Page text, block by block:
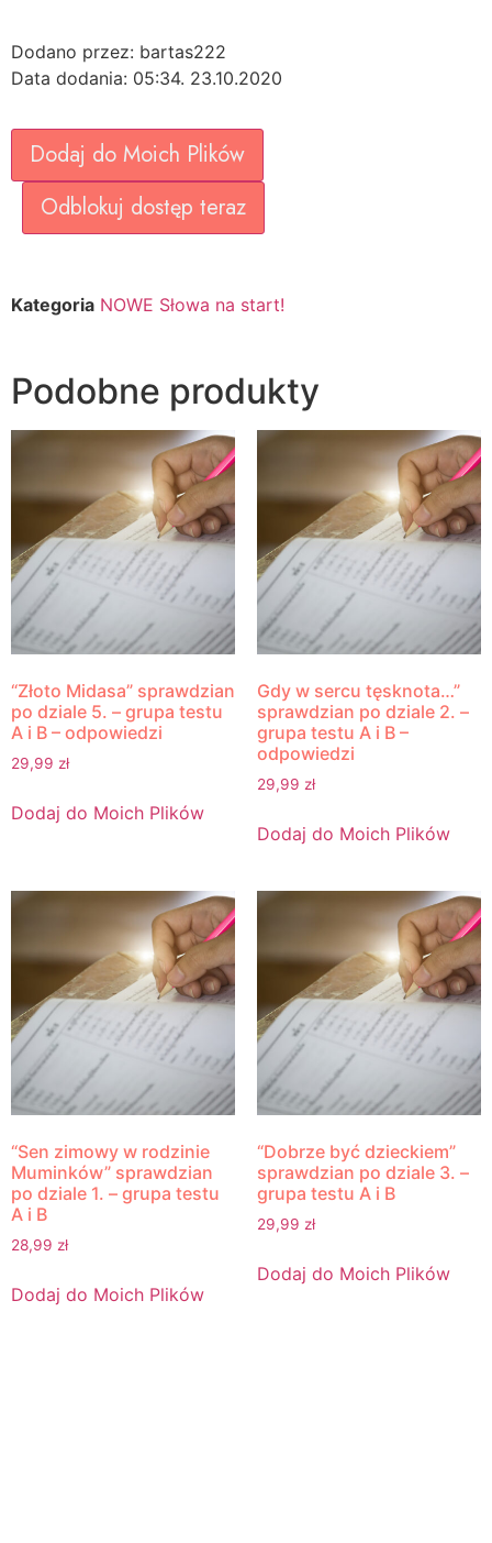
Dodano przez: bartas222
Data dodania: 05:34. 23.10.2020
Dodaj do Moich Plików
Odblokuj dostęp teraz
Kategoria NOWE Słowa na start!
Podobne produkty
“Złoto Midasa” sprawdzian
po dziale 5. – grupa testu
A i B – odpowiedzi
29,99 zł
Dodaj do Moich Plików
Gdy w sercu tęsknota…”
sprawdzian po dziale 2. –
grupa testu A i B –
odpowiedzi
29,99 zł
Dodaj do Moich Plików
“Sen zimowy w rodzinie
Muminków” sprawdzian
po dziale 1. – grupa testu
A i B
28,99 zł
Dodaj do Moich Plików
“Dobrze być dzieckiem”
sprawdzian po dziale 3. –
grupa testu A i B
29,99 zł
Dodaj do Moich Plików